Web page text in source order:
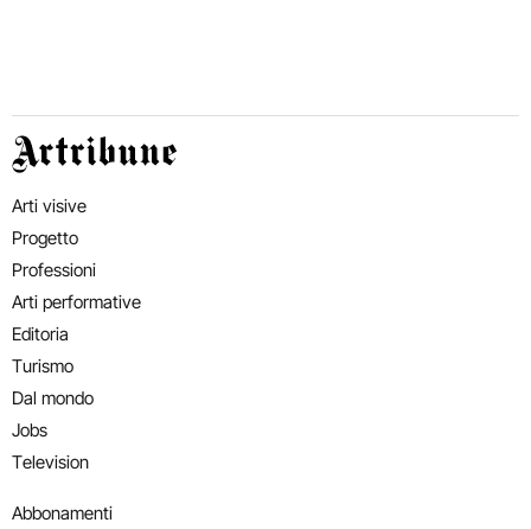
Artribune
Arti visive
Progetto
Professioni
Arti performative
Editoria
Turismo
Dal mondo
Jobs
Television
Abbonamenti